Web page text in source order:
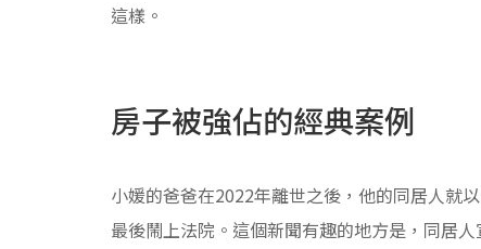
這樣。
房子被強佔的經典案例
小媛的爸爸在2022年離世之後，他的同居人就
最後鬧上法院。這個新聞有趣的地方是，同居